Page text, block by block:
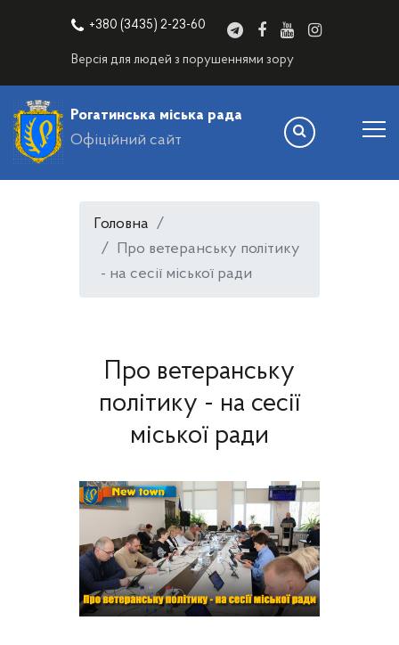
+380 (3435) 2-23-60
Версія для людей з порушеннями зору
Рогатинська міська рада
Офіційний сайт
Головна
Про ветеранську політику
- на сесії міської ради
Про ветеранську
політику - на сесії
міської ради